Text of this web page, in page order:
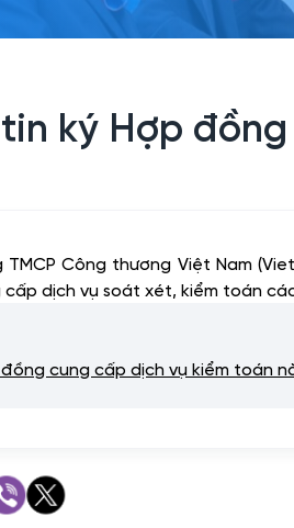
ký Hợp
Công thương Việt Nam
cấp dịch vụ soát xét, kiểm toán
cung cấp dịch vụ kiểm toán